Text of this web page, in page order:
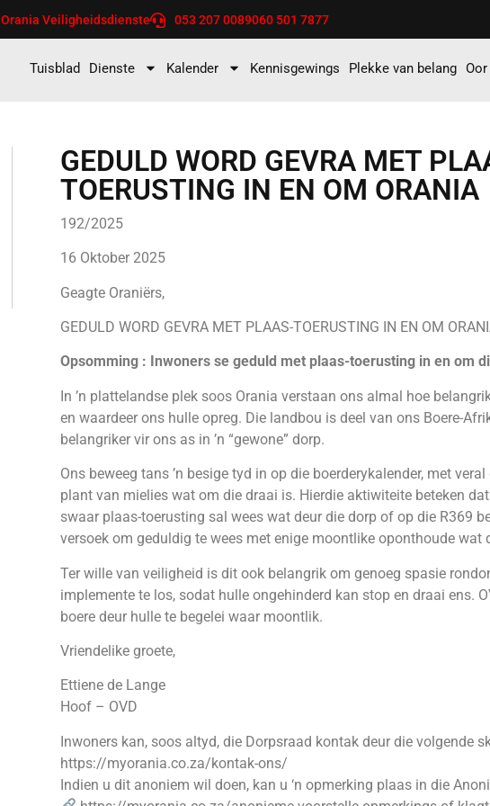
Orania Veiligheidsdienste 053 207 0089060 501 7877
Tuisblad Dienste Kalender Kennisgewings Plekke van belang
GEDULD WORD GEVRA MET
TOERUSTING IN EN OM ORANIA
192/2025
16 Oktober 2025
Geagte Oraniërs,
GEDULD WORD GEVRA MET PLAAS-TOERUSTING IN EN OM
Opsomming : Inwoners se geduld met plaas-toerusting in en om
In ’n plattelandse plek soos Orania verstaan ons almal hoe
en waardeer ons hulle opreg. Die landbou is deel van ons Boere-
belangriker vir ons as in ’n “gewone” dorp.
Ons beweeg tans ’n besige tyd in op die boerderykalender, met
plant van mielies wat om die draai is. Hierdie aktiwiteite beteken
swaar plaas-toerusting sal wees wat deur die dorp of op die R369
versoek om geduldig te wees met enige moontlike oponthoude wat
Ter wille van veiligheid is dit ook belangrik om genoeg spasie
implemente te los, sodat hulle ongehinderd kan stop en draai ens.
boere deur hulle te begelei waar moontlik.
Vriendelike groete,
Ettiene de Lange
Hoof – OVD
Inwoners kan, soos altyd, die Dorpsraad kontak deur die volgende
https://myorania.co.za/kontak-ons/
Indien u dit anoniem wil doen, kan u ‘n opmerking plaas in die